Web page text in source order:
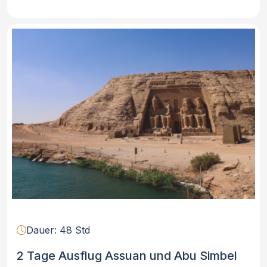
Dauer: 48 Std
2 Tage Ausflug Assuan und Abu Simbel